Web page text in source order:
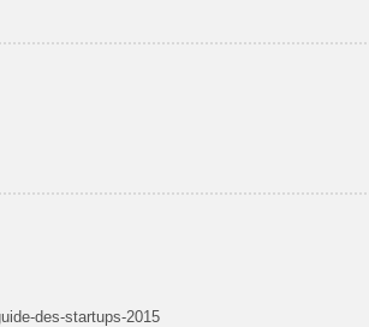
des-startups-2015